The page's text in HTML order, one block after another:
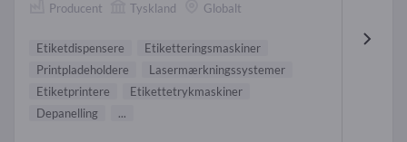
Producent Tyskland Globalt
Etiketdispensere
Etiketteringsmaskiner
Printpladeholdere
Lasermærkningssystemer
Etiketprintere
Etikettetrykmaskiner
Depanelling
...